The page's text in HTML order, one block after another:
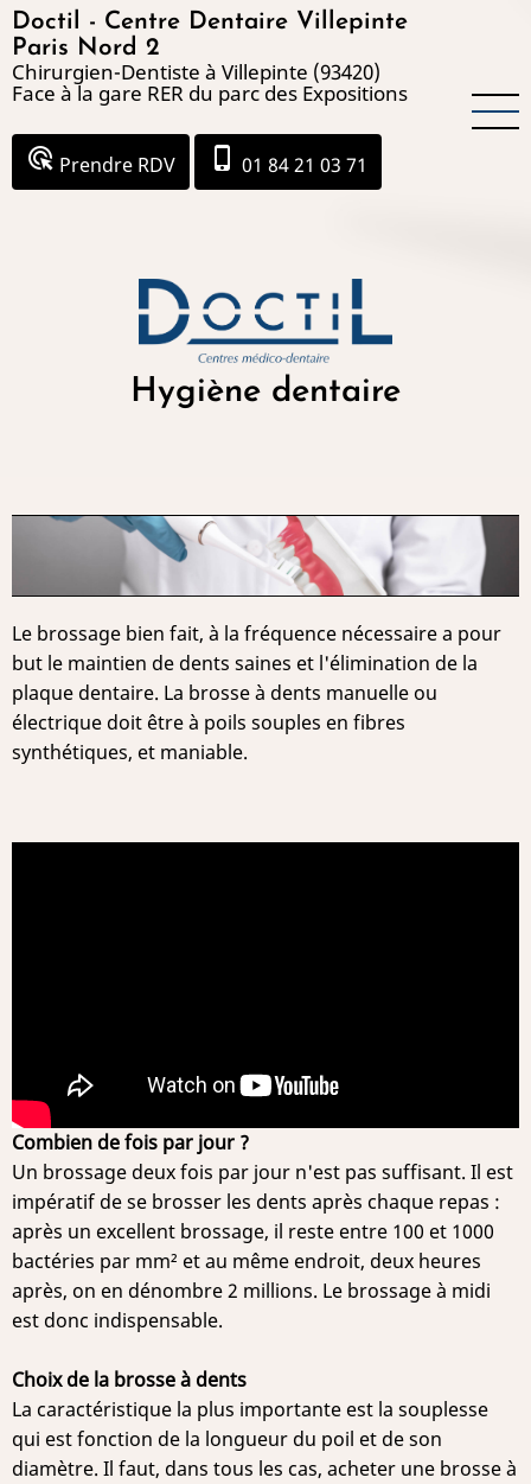
Aller
au
contenu
principal
Doctil - Centre Dentaire Villepinte
Paris Nord 2
Chirurgien-Dentiste à Villepinte (93420)
Face à la gare RER du parc des Expositions
ads_click Prendre RDV phone_iphone 01 84 21 03 71
Hygiène dentaire
Le brossage bien fait, à la fréquence nécessaire a pour
but le maintien de dents saines et l'élimination de la
plaque dentaire. La brosse à dents manuelle ou
électrique doit être à poils souples en fibres
synthétiques, et maniable.
Combien de fois par jour ?
Un brossage deux fois par jour n'est pas suffisant. Il est
impératif de se brosser les dents après chaque repas :
après un excellent brossage, il reste entre 100 et 1000
bactéries par mm² et au même endroit, deux heures
après, on en dénombre 2 millions. Le brossage à midi
est donc indispensable.
Choix de la brosse à dents
La caractéristique la plus importante est la souplesse
qui est fonction de la longueur du poil et de son
diamètre. Il faut, dans tous les cas, acheter une brosse à